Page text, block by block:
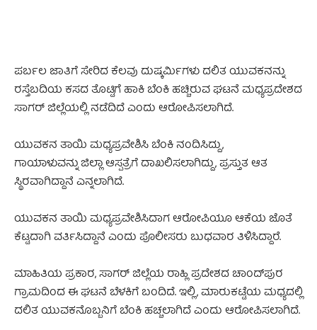
ಪರ್ಬಲ ಜಾತಿಗೆ ಸೇರಿದ ಕೆಲವು ದುಷ್ಕರ್ಮಿಗಳು ದಲಿತ ಯುವಕನನ್ನು
ರಸ್ತೆಬದಿಯ ಕಸದ ತೊಟ್ಟಿಗೆ ಹಾಕಿ ಬೆಂಕಿ ಹಚ್ಚಿರುವ ಘಟನೆ ಮಧ್ಯಪ್ರದೇಶದ
ಸಾಗರ್ ಜಿಲ್ಲೆಯಲ್ಲಿ ನಡೆದಿದೆ ಎಂದು ಆರೋಪಿಸಲಾಗಿದೆ.
ಯುವಕನ ತಾಯಿ ಮಧ್ಯಪ್ರವೇಶಿಸಿ ಬೆಂಕಿ ನಂದಿಸಿದ್ದು,
ಗಾಯಾಳುವನ್ನು ಜಿಲ್ಲಾ ಆಸ್ಪತ್ರೆಗೆ ದಾಖಲಿಸಲಾಗಿದ್ದು, ಪ್ರಸ್ತುತ ಆತ
ಸ್ಥಿರವಾಗಿದ್ದಾನೆ ಎನ್ನಲಾಗಿದೆ.
ಯುವಕನ ತಾಯಿ ಮಧ್ಯಪ್ರವೇಶಿಸಿದಾಗ ಆರೋಪಿಯೂ ಆಕೆಯ ಜೊತೆ
ಕೆಟ್ಟದಾಗಿ ವರ್ತಿಸಿದ್ದಾನೆ ಎಂದು ಪೊಲೀಸರು ಬುಧವಾರ ತಿಳಿಸಿದ್ದಾರೆ.
ಮಾಹಿತಿಯ ಪ್ರಕಾರ, ಸಾಗರ್ ಜಿಲ್ಲೆಯ ರಾಹ್ಲಿ ಪ್ರದೇಶದ ಚಾಂದ್‌ಪುರ
ಗ್ರಾಮದಿಂದ ಈ ಘಟನೆ ಬೆಳಕಿಗೆ ಬಂದಿದೆ. ಇಲ್ಲಿ, ಮಾರುಕಟ್ಟೆಯ ಮಧ್ಯದಲ್ಲಿ
ದಲಿತ ಯುವಕನೊಬ್ಬನಿಗೆ ಬೆಂಕಿ ಹಚ್ಚಲಾಗಿದೆ ಎಂದು ಆರೋಪಿಸಲಾಗಿದೆ.